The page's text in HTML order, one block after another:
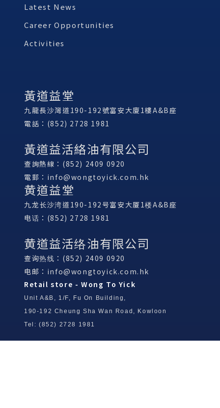
Latest News
Career Opportunities
Activities
黃道益堂
九龍長沙灣道190-192號富安大廈1樓A&B座
電話：(852) 2728 1981
黃道益活絡油有限公司
查詢熱線：(852) 2409 0920
電郵： info@wongtoyick.com.hk
黄道益堂
九龙长沙湾道190-192号富安大厦1楼A&B座
电话：(852) 2728 1981
黄道益活络油有限公司
查询热线：(852) 2409 0920
电邮： info@wongtoyick.com.hk
Retail store - Wong To Yick
Unit A&B, 1/F, Fu On Building,
190-192 Cheung Sha Wan Road, Kowloon
Tel: (852) 2728 1981